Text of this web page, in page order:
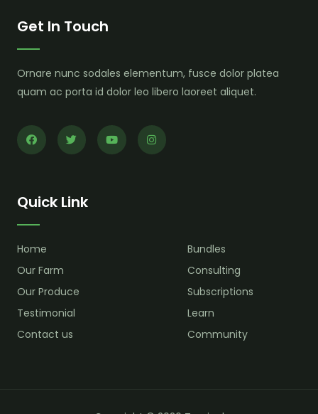
Get In Touch
Ornare nunc sodales elementum, fusce dolor platea
quam ac porta id dolor leo libero laoreet aliquet.
Quick Link
Home
Our Farm
Our Produce
Testimonial
Contact us
Bundles
Consulting
Subscriptions
Learn
Community